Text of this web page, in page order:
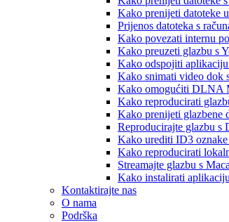
Kako prenijeti datoteke
Prijenos datoteka s
Kako povezati internu
Kako preuzeti glazbu s
Kako odspojiti aplikaciju
Kako snimati video dok
Kako omogućiti DLNA
Kako reproducirati
Kako prenijeti glazbene
Reproducirajte glazbu s
Kako urediti ID3
Kako reproducirati
Streamajte glazbu s
Kako instalirati
Kontaktirajte nas
O nama
Podrška